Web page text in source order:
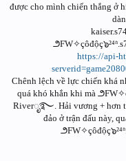
được cho mình chiến thắng ở
౨FW✧çôđộç๖
https://api-
Chênh lệch về lực chiến khá
quá khó khắn khi mà
Riverೃ࿐. Hải vương + hơn
đảo ở trận đấu này,
౨FW✧çôđộç๖